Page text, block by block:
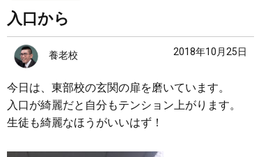
入口から
養老校 2018年10月25日
今日は、東部校の玄関の扉を磨いています。
入口が綺麗だと自分もテンション上がります。
生徒も綺麗なほうがいいはず！